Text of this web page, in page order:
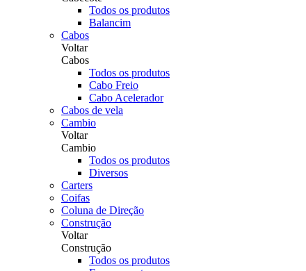
Todos os produtos
Balancim
Cabos
Voltar
Cabos
Todos os produtos
Cabo Freio
Cabo Acelerador
Cabos de vela
Cambio
Voltar
Cambio
Todos os produtos
Diversos
Carters
Coifas
Coluna de Direção
Construção
Voltar
Construção
Todos os produtos